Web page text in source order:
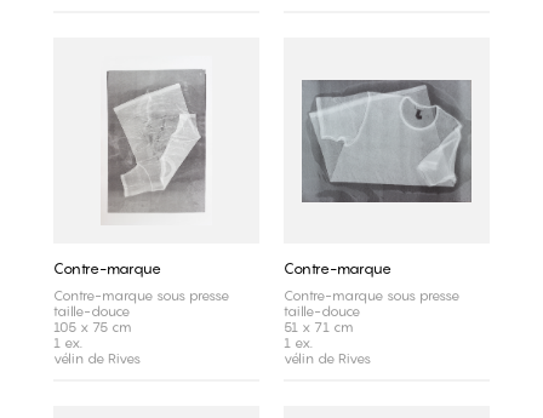
Contre-marque
Contre-marque sous presse
taille-douce
105 x 75 cm
1 ex.
vélin de Rives
Contre-marque
Contre-marque sous presse
taille-douce
51 x 71 cm
1 ex.
vélin de Rives